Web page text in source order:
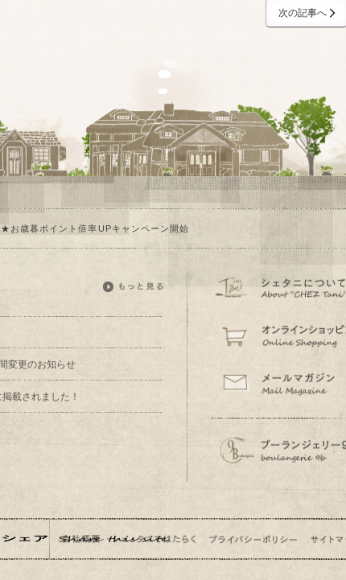
次の記事へ
お歳暮ポイント倍率UPキャンペーン開始
変更のお知らせ
載されました！